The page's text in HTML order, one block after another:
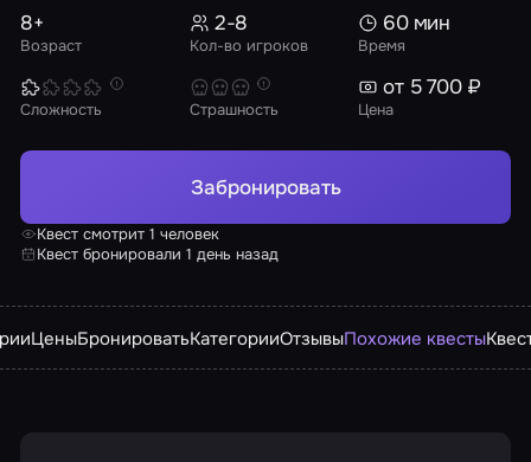
Возраст
8+
Кол-во игроков
2-8
Время
60 мин
Сложность Страшность Цена
от 5 700 ₽
Забронировать
Квест смотрит 1 человек
Квест бронировали 1 день назад
ЦеныБронироватьКатегорииОтзывыПохожие квесты